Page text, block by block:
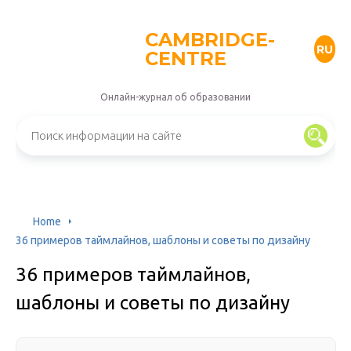
CAMBRIDGE-
CENTRE
RU
Онлайн-журнал об образовании
Home
36 примеров таймлайнов, шаблоны и советы по дизайну
36 примеров таймлайнов,
шаблоны и советы по дизайну